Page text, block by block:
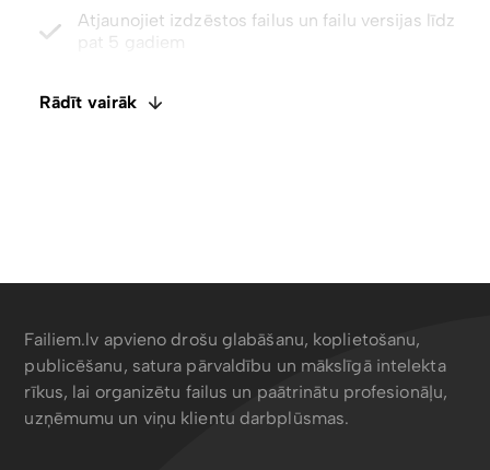
Rādīt vairāk
Integrēts E-paraksts. Komentāri un failu
Atspējot lejupielādes ar tikai skatīšanas piekļuvi
Failiem.lv apvieno drošu glabāšanu, koplietošanu,
publicēšanu, satura pārvaldību un mākslīgā intelekta
rīkus, lai organizētu failus un paātrinātu profesionāļu,
uzņēmumu un viņu klientu darbplūsmas.